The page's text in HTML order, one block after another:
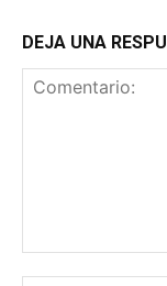
DEJA UNA